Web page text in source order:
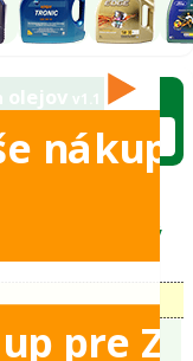
filter -
nákupy
pre